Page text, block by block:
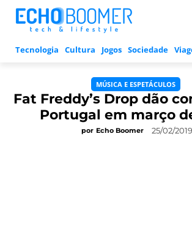
Tecnologia Cultura Jogos Sociedade
MÚSICA E ESPETÁCULOS
Fat Freddy’s Drop dão
Portugal em março
por Echo Boomer 25/02/2019